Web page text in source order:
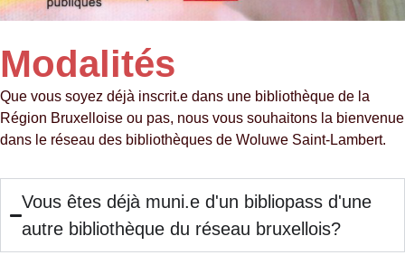
Modalités
Que vous soyez déjà inscrit.e dans une bibliothèque de la
Région Bruxelloise ou pas, nous vous souhaitons la bienvenue
dans le réseau des bibliothèques de Woluwe Saint-Lambert.
Vous êtes déjà muni.e d'un bibliopass d'une
autre bibliothèque du réseau bruxellois?